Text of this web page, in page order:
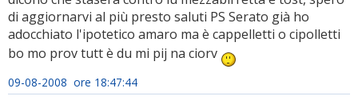
di aggiornarvi al più presto saluti PS Serato già ho
adocchiato l'ipotetico amaro ma è cappelletti o cipolletti
bo mo prov tutt è du mi pij na ciorv
09-08-2008 ore 18:47:44